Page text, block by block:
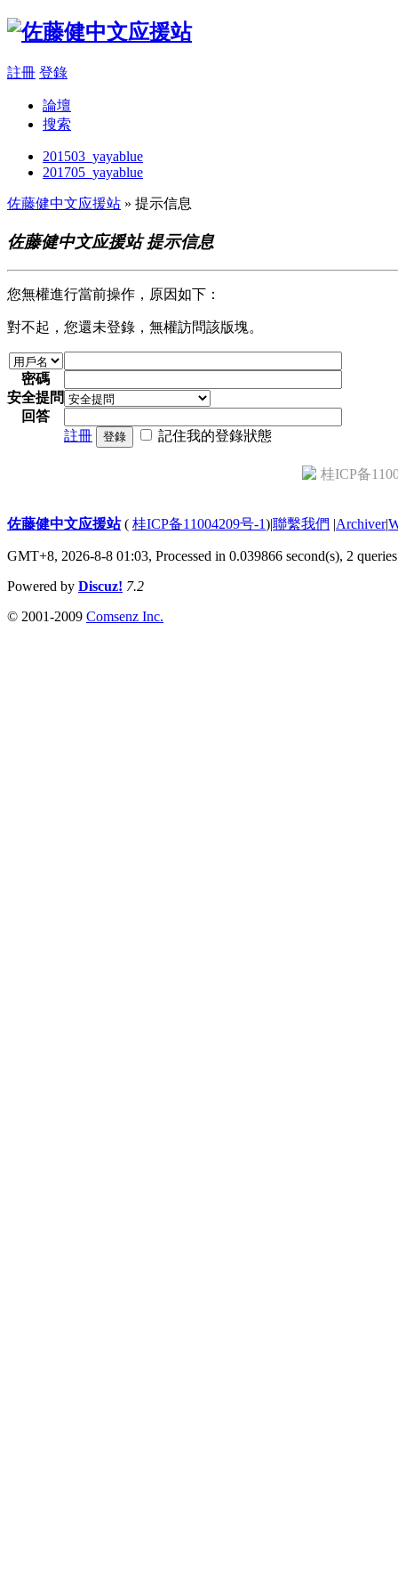
註冊 登錄
論壇
搜索
201503_yayablue
201705_yayablue
佐藤健中文应援站 » 提示信息
佐藤健中文应援站 提示信息
您無權進行當前操作，原因如下：
對不起，您還未登錄，無權訪問該版塊。
密碼
安全提問
回答
註冊
登錄 記住我的登錄狀態
桂ICP备
佐藤健中文应援站( 桂ICP备11004209号-1)|聯繫我們 |Archiver|
GMT+8, 2026-8-8 01:03, Processed in 0.039866 second(s), 2 queries
Powered by Discuz! 7.2
© 2001-2009 Comsenz Inc.